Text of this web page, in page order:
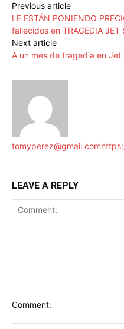
Previous article
LE ESTÁN PONIENDO
fallecidos en TRAGEDIA JET
Next article
A un mes de tragedia en
tomyperez@gmail.com
LEAVE A REPLY
Comment: